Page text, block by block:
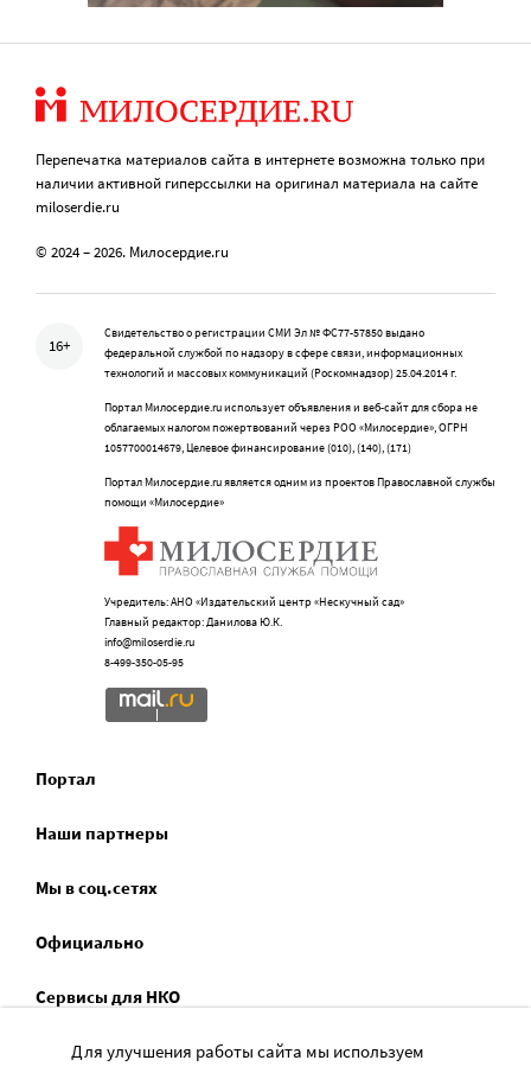
Перепечатка материалов сайта в интернете возможна только при
наличии активной гиперссылки на оригинал материала на сайте
miloserdie.ru
© 2024 – 2026. Милосердие.ru
16+
Свидетельство о регистрации СМИ Эл № ФС77-57850 выдано
федеральной службой по надзору в сфере связи, информационных
технологий и массовых коммуникаций (Роскомнадзор) 25.04.2014 г.
Портал Милосердие.ru использует объявления и веб-сайт для сбора не
облагаемых налогом пожертвований через РОО «Милосердие», ОГРН
1057700014679, Целевое финансирование (010), (140), (171)
Портал Милосердие.ru является одним из проектов Православной службы
помощи «Милосердие»
Учредитель: АНО «Издательский центр «Нескучный сад»
Главный редактор: Данилова Ю.К.
info@miloserdie.ru
8-499-350-05-95
Портал
Наши партнеры
Мы в соц.сетях
Официально
Сервисы для НКО
Спецпроекты
Для улучшения работы сайта мы используем